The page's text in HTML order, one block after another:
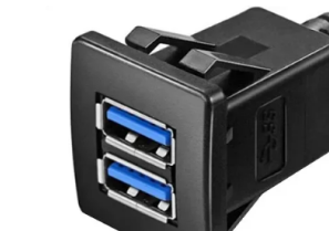
NIET OP VOORRAAD